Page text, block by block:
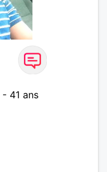
- 41 ans